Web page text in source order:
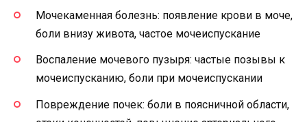
Мочекаменная болезнь: появление крови в моче,
боли внизу живота, частое мочеиспускание
Воспаление мочевого пузыря: частые позывы к
мочеиспусканию, боли при мочеиспускании
Повреждение почек: боли в поясничной области,